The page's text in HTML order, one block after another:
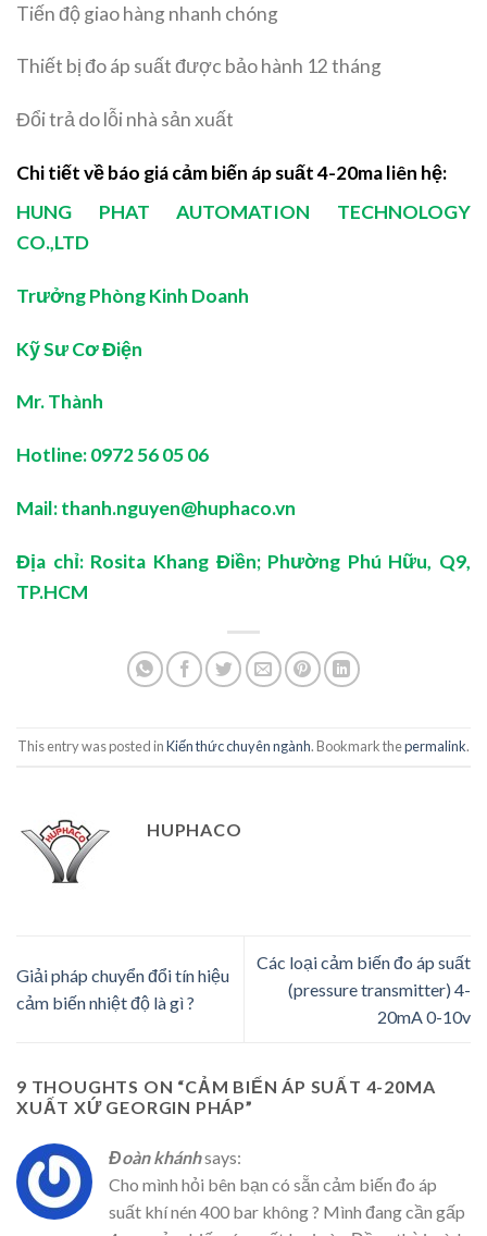
Tiến độ giao hàng nhanh chóng
Thiết bị đo áp suất được bảo hành 12 tháng
Đổi trả do lỗi nhà sản xuất
Chi tiết về báo giá cảm biến áp suất 4-20ma liên hệ:
HUNG PHAT AUTOMATION TECHNOLOGY
CO.,LTD
Trưởng Phòng Kinh Doanh
KỹSưCơĐiện
Mr. Thành
Hotline: 0972 56 05 06
Mail:thanh.nguyen@huphaco.vn
Địa chỉ: Rosita Khang Điền; Phường Phú Hữu, Q9,
TP.HCM
This entry was posted inKiến thức chuyên ngành. Bookmark thepermalink.
HUPHACO
Giải pháp chuyển đổi tín hiệu
cảm biến nhiệt độ là gì ?
Các loại cảm biến đo áp suất
(pressure transmitter) 4-
20mA 0-10v
9 THOUGHTS ON “CẢM BIẾN ÁP SUẤT 4-20MA
XUẤT XỨ GEORGIN PHÁP”
Đoàn khánhsays:
Cho mình hỏi bên bạn có sẵn cảm biến đo áp
suất khí nén 400 bar không ? Mình đang cần gấp